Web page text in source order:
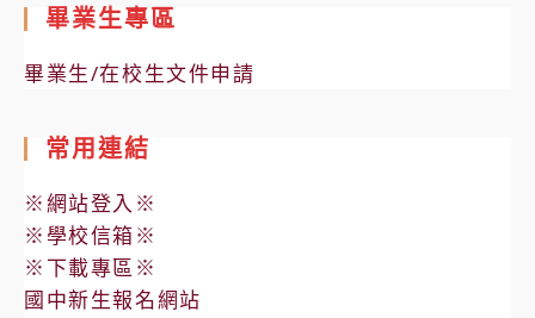
畢業生專區
畢業生/在校生文件申請
常用連結
※網站登入※
※學校信箱※
※下載專區※
國中新生報名網站